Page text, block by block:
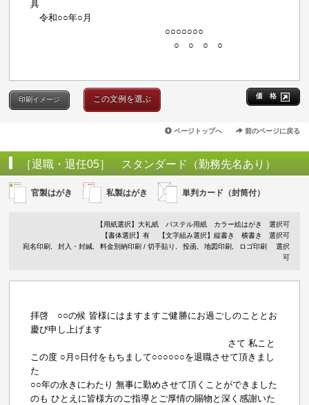
具
令和○○年○月
○○○○○○○
○ ○ ○ ○
価 格
印刷イメージ この文例を選ぶ
ページトップへ 前のページに戻る
［退職・退任05］ スタンダード（勤務先名あり）
官製はがき 私製はがき 単判カード（封筒付）
【用紙選択】 大礼紙 パステル用紙 カラー絵はがき
選択可
【書体選択】有
【文字組み選択】縦書き 横書き 選択可
宛名印刷
封入・封緘 料金別納印刷 / 切手貼り 投函 地図印刷 ロゴ印刷
選択
可
拝啓 ○○の候 皆様にはますますご健勝にお過ごしのこととお
慶び申し上げます
さて 私こと
この度 ○月○日付をもちまして○○○○○○を退職させて頂きまし
た
○○年の永きにわたり 無事に勤めさせて頂くことができました
のも ひとえに皆様方のご指導とご厚情の賜物と深く感謝いた